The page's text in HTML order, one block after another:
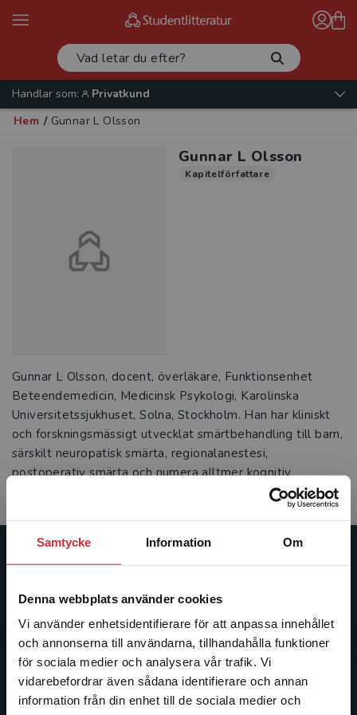
Samtycke Information Om
Denna webbplats använder cookies
Vi använder enhetsidentifierare för att anpassa innehållet
och annonserna till användarna, tillhandahålla funktioner
för sociala medier och analysera vår trafik. Vi
vidarebefordrar även sådana identifierare och annan
information från din enhet till de sociala medier och
Begränsad fraktregion
Handlar som:
Privatkund
Hem / Gunnar L Olsson
Gunnar L Olsson
Kapitelförfattare
Gunnar L Olsson, docent, överläkare, Funktionsenhet
Beteendemedicin, Medicinsk Psykologi, Karolinska
Universitetssjukhuset, Solna, Stockholm. Han har kliniskt
och forskningsmässigt utvecklat smärtbehandling till barn,
särskilt neuropatisk smärta, regionalanestesi,
postoperativ smärta och numera alltmer kognitiv
beteendeterapi för behandling av långvarig smärta.
Studentlitteratur
Studentlitteratur grundades 1963 och är idag Sveriges
ledande utbildningsförlag. Med läromedel, kurslitteratur,
facklitteratur, utbildningar och digitala
informationstjänster i utbudet, finns Studentlitteratur med
längs hela kunskapsresan.